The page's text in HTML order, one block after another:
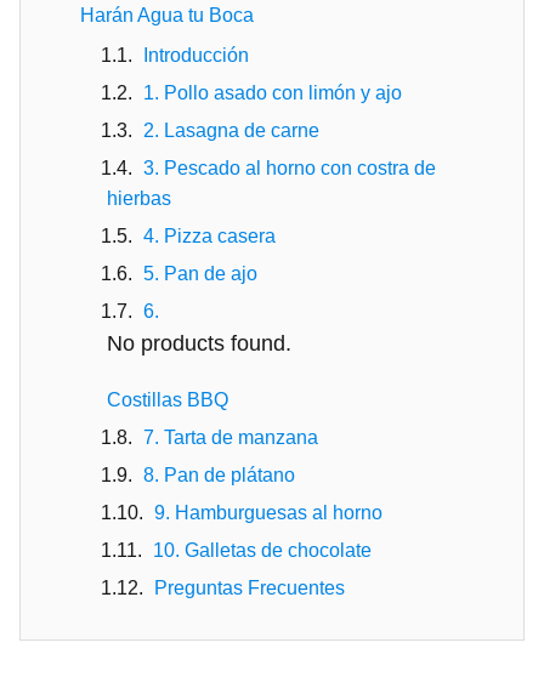
Harán Agua tu Boca
Introducción
1. Pollo asado con limón y ajo
2. Lasagna de carne
3. Pescado al horno con costra de
hierbas
4. Pizza casera
5. Pan de ajo
6.
No products found.
Costillas BBQ
7. Tarta de manzana
8. Pan de plátano
9. Hamburguesas al horno
10. Galletas de chocolate
Preguntas Frecuentes